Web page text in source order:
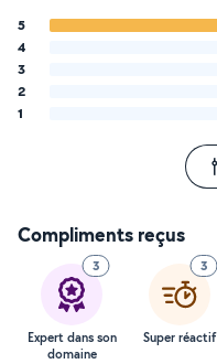
5
4
3
2
1
Compliments reçus
3
Expert dans son
domaine
3
Super réactif